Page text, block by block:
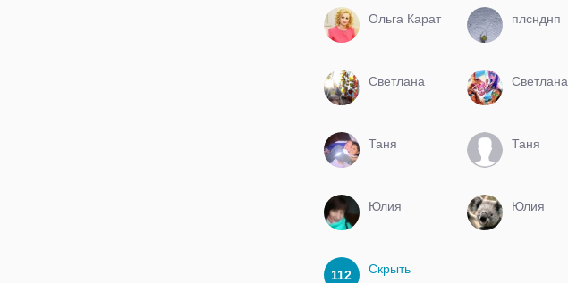
Ольга Карат плснднп
Светлана Светлана
Таня Таня
Юлия Юлия
112 Скрыть